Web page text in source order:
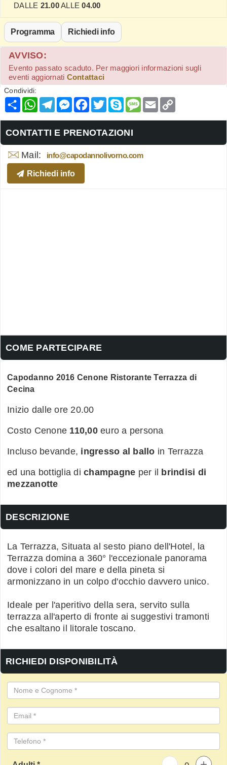
DALLE 21.00ALLE04.00
Programma Richiedi info
AVVISO:
Evento passato scaduto. Per maggiori informazioni sugli
eventi aggiornati Contattaci
Condividi:
Condividi
WhatsApp
Telegram
Messenger
Facebook
TwitterSkypeMessage
Email
CONTATTI E PRENOTAZIONI
Mail: info@capodannolivorno.com
Richiedi info
COME PARTECIPARE
Capodanno 2016 Cenone Ristorante Terrazza di
Cecina
Inizio dalle ore 20.00
Costo Cenone 110,00euro a persona
Incluso bevande, ingresso al ballo in Terrazza
ed una bottiglia di champagne per il brindisi di
mezzanotte
DESCRIZIONE
La Terrazza, Situata al sesto piano dell'Hotel, la
Terrazza domina a 360° l'eccezionale panorama
dove i colori del mare e della pineta si
armonizzano in un colpo d'occhio davvero unico.
Ideale per l'aperitivo della sera, servito sulla
terrazza all'aperto di fronte ai suggestivi tramonti
che esaltano il litorale toscano.
RICHIEDI DISPONIBILITÀ